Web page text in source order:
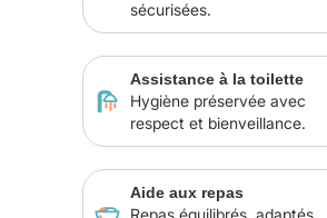
sécurisées.
Assistance à la toilette
Hygiène préservée avec
respect et bienveillance.
Aide aux repas
Repas équilibrés, adaptés